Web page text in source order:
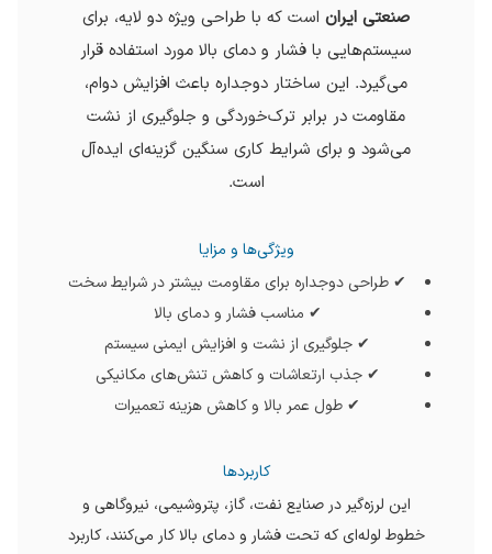
صنعتی ایران است که با طراحی ویژه دو لایه، برای
سیستم‌هایی با فشار و دمای بالا مورد استفاده قرار
می‌گیرد. این ساختار دوجداره باعث افزایش دوام،
مقاومت در برابر ترک‌خوردگی و جلوگیری از نشت
می‌شود و برای شرایط کاری سنگین گزینه‌ای ایده‌آل
است.
ویژگی‌ها و مزایا
✔ طراحی دوجداره برای مقاومت بیشتر در شرایط سخت
✔ مناسب فشار و دمای بالا
✔ جلوگیری از نشت و افزایش ایمنی سیستم
✔ جذب ارتعاشات و کاهش تنش‌های مکانیکی
✔ طول عمر بالا و کاهش هزینه تعمیرات
کاربردها
این لرزه‌گیر در صنایع نفت، گاز، پتروشیمی، نیروگاهی و
خطوط لوله‌ای که تحت فشار و دمای بالا کار می‌کنند، کاربرد